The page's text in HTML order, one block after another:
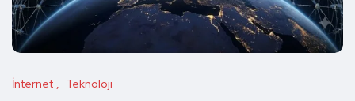
İnternet Teknoloji